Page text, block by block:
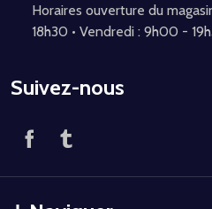
Horaires ouverture du magasin : Lundi – jeudi :
18h30 • Vendredi : 9h00 -
Suivez-nous